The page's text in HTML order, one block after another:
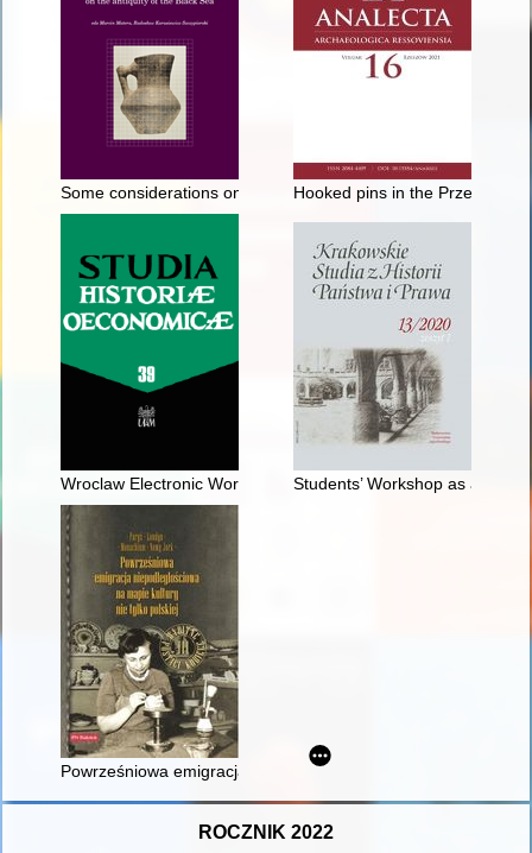
Some considerations on the crisis and reconstruction of the
Hooked pins in the Przeworsk
Wroclaw Electronic Works : Wrocławskie Zakłady
Students’ Workshop as a
Powrześniowa emigracja niepodległościowa na mapie
ROCZNIK 2022